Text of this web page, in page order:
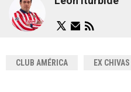
CLUB AMÉRICA EX CHIVAS